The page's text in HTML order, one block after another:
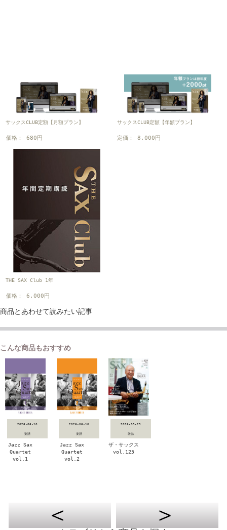
サックスCLUB定額【月額プラン】
価格： 680円
サックスCLUB定額【年額プラン】
定価： 8,000円
THE SAX Club 1年
価格： 6,000円
商品とあわせて読みたい記事
こんな商品もおすすめ
2026-06-10
楽譜
Jazz Sax
Quartet
vol.1
2026-06-10
楽譜
Jazz Sax
Quartet
vol.2
2026-05-25
雑誌
ザ・サックス
vol.125